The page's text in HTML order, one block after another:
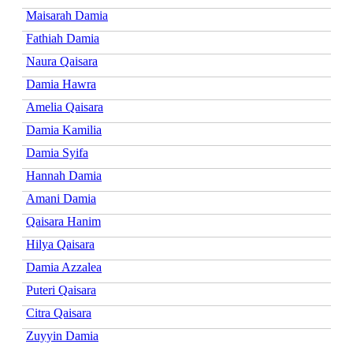
Maisarah Damia
Fathiah Damia
Naura Qaisara
Damia Hawra
Amelia Qaisara
Damia Kamilia
Damia Syifa
Hannah Damia
Amani Damia
Qaisara Hanim
Hilya Qaisara
Damia Azzalea
Puteri Qaisara
Citra Qaisara
Zuyyin Damia